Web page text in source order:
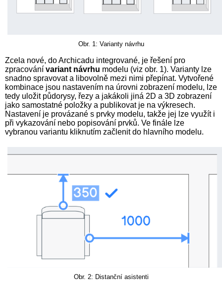
Obr. 1: Varianty návrhu
Zcela nové, do Archicadu integrované, je řešení pro
zpracování variant návrhu modelu (viz obr. 1). Varianty lze
snadno spravovat a libovolně mezi nimi přepínat. Vytvořené
kombinace jsou nastavením na úrovni zobrazení modelu, lze
tedy uložit půdorysy, řezy a jakákoli jiná 2D a 3D zobrazení
jako samostatné položky a publikovat je na výkresech.
Nastavení je provázané s prvky modelu, takže jej lze využít i
při vykazování nebo popisování prvků. Ve finále lze
vybranou variantu kliknutím začlenit do hlavního modelu.
Obr. 2: Distanční asistenti